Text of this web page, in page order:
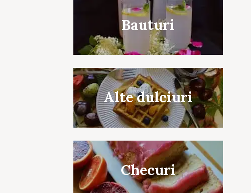
Bauturi
Alte dulciuri
Checuri